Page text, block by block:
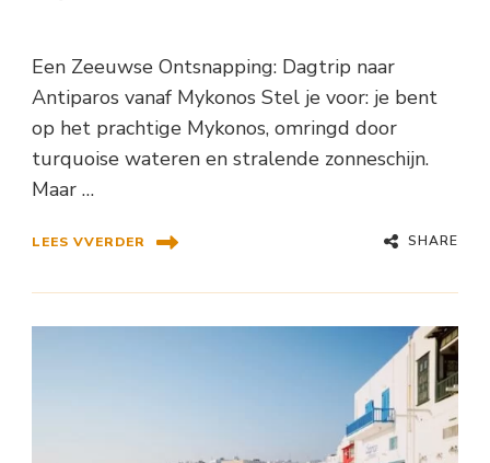
Een Zeeuwse Ontsnapping: Dagtrip naar
Antiparos vanaf Mykonos Stel je voor: je bent
op het prachtige Mykonos, omringd door
turquoise wateren en stralende zonneschijn.
Maar …
LEES VVERDER SHARE